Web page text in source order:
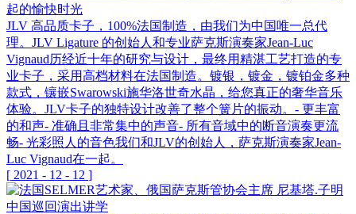
起的愉快时光
JLV 高品质卡子，100%法国制造，由我们为中国唯一总代
理。JLV Ligature 的创始人和专业萨克斯演奏家Jean-Luc
Vignaud历经近十年的研究与设计，最终用精湛工艺打造的专
业卡子，采用高档材料在法国制造。镀银，镀金，镀铂金多种
款式，镶嵌Swarowski施华洛世奇水晶，给您真正的奢华音乐
体验。JLV卡子的独特设计改善了整个簧片的振动。- 更丰富
的和声- 准确且非常集中的声音- 所有音域中的断音演奏更流
畅- 光彩照人的音色我们和JLV的创始人，萨克斯演奏家Jean-
Luc Vignaud在一起。
[ 2021 - 12 - 12 ]